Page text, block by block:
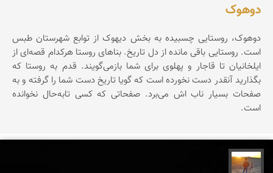
دوهوک
دوهوک، روستایی چسبیده به بخش دیهوک از توابع شهرستان طبس
است. روستایی باقی مانده از دل تاریخ. بناهای روستا هرکدام قصه‌ای از
ایلخانیان تا قاجار و پهلوی‌ برای شما بازمی‌گویند. قدم به روستا که
بگذارید آنقدر دست نخورده است که گویا تاریخ دست شما را گرفته و به
صفحات بسیار ناب اش می‌برد. صفحاتی که کسی تابه‌حال نخوانده
است.